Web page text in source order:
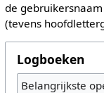
de
(tevens
Logboeken
Belangrijkste